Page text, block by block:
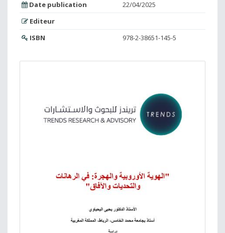
Date publication
22/04/2025
Editeur
ISBN
978-2-38651-145-5